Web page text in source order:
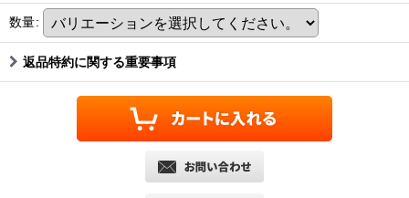
数量:
返品特約に関する重要事項